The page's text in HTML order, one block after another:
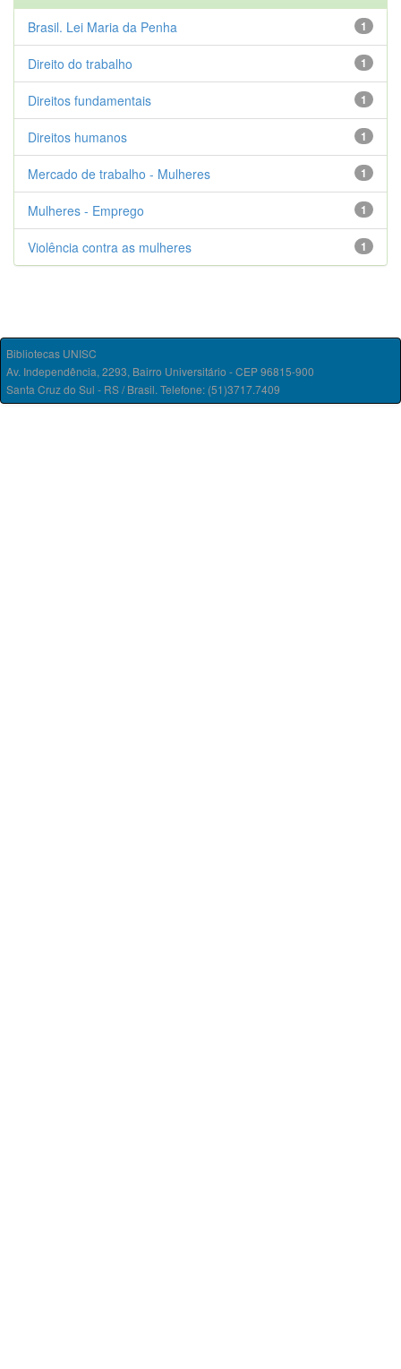
1
Brasil. Lei Maria da Penha
1
Direito do trabalho
1
Direitos fundamentais
1
Direitos humanos
1
Mercado de trabalho - Mulheres
1
Mulheres - Emprego
1
Violência contra as mulheres
Bibliotecas UNISC
Av. Independência, 2293, Bairro Universitário - CEP 96815-900
Santa Cruz do Sul - RS / Brasil. Telefone: (51)3717.7409